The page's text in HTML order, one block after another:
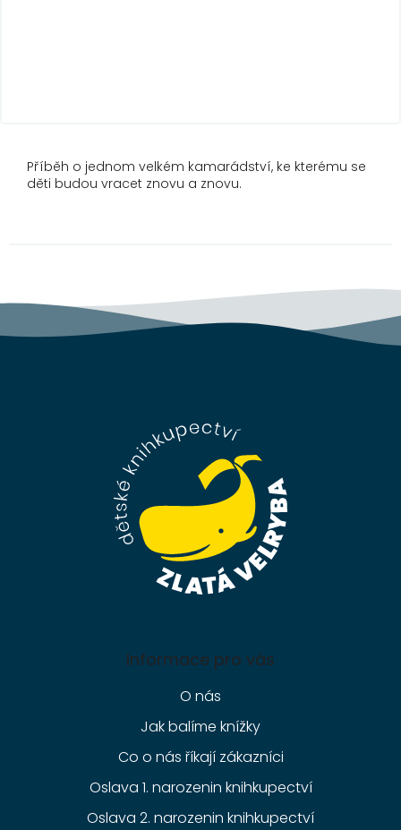
Příběh o jednom velkém kamarádství, ke kterému se
děti budou vracet znovu a znovu.
Informace pro vás
O nás
Jak balíme knížky
Co o nás říkají zákazníci
Oslava 1. narozenin knihkupectví
Oslava 2. narozenin knihkupectví